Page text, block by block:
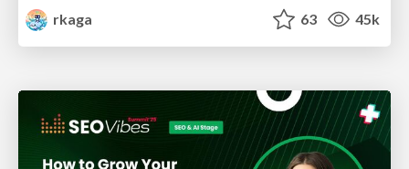
rkaga
63 45k